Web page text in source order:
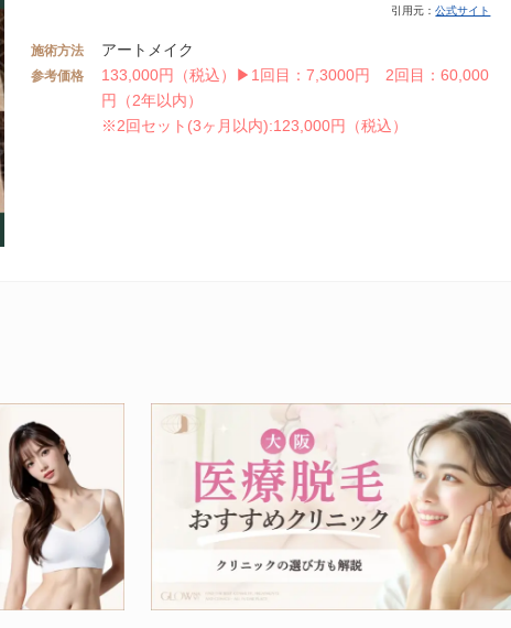
引用元：公式サイト
施術方法 アートメイク
参考価格
133,000円（税込）▶︎1回目：7,3000円 2回目：60,000
円（2年以内）
※2回セット(3ヶ月以内):123,000円（税込）